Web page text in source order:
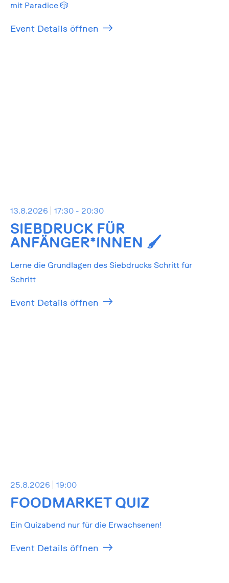
mit Paradice 🎲
Event Details öffnen
13.8.2026 17:30 - 20:30
SIEBDRUCK FÜR
ANFÄNGER*INNEN 🖌️
Lerne die Grundlagen des Siebdrucks Schritt für
Schritt
Event Details öffnen
25.8.2026 19:00
FOODMARKET QUIZ
Ein Quizabend nur für die Erwachsenen!
Event Details öffnen